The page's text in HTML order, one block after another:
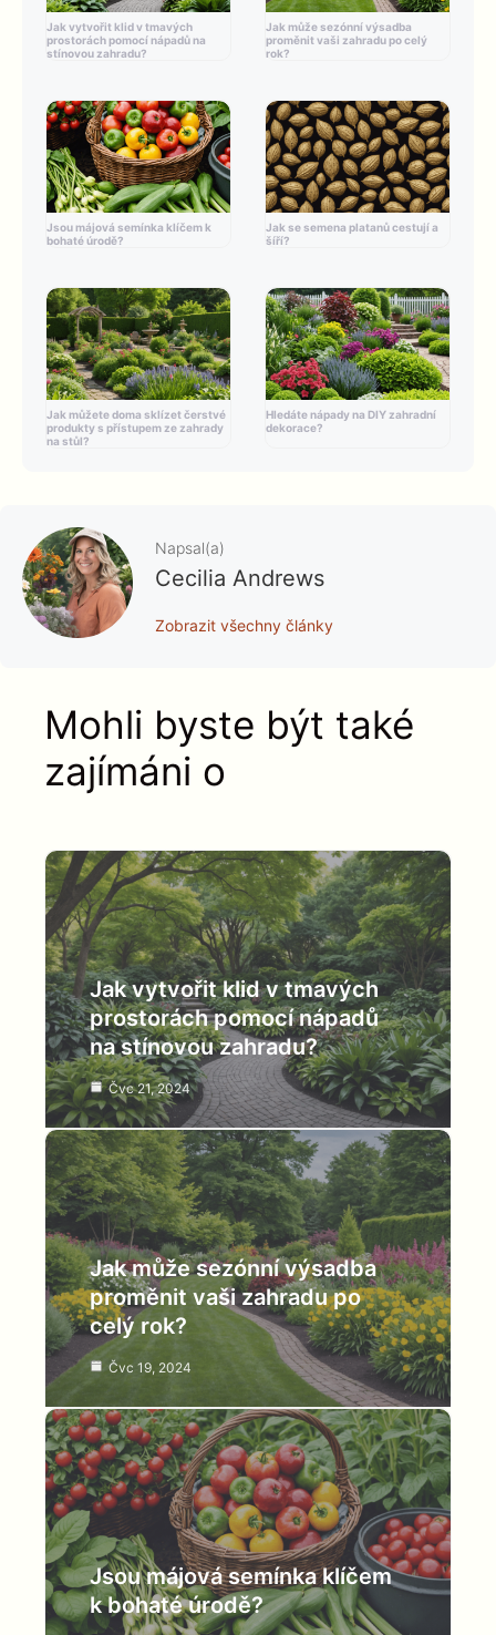
Jak vytvořit klid v tmavých
prostorách pomocí nápadů na
stínovou zahradu?
Jak může sezónní výsadba
proměnit vaši zahradu po celý
rok?
Jsou májová semínka klíčem k
bohaté úrodě?
Jak se semena platanů cestují a
šíří?
Jak můžete doma sklízet čerstvé
produkty s přístupem ze zahrady
na stůl?
Hledáte nápady na DIY zahradní
dekorace?
Napsal(a)
Cecilia Andrews
Zobrazit všechny články
Mohli byste být také
zajímáni o
Jak vytvořit klid v tmavých
prostorách pomocí nápadů
na stínovou zahradu?
Čvc 21, 2024
Jak může sezónní výsadba
proměnit vaši zahradu po
celý rok?
Čvc 19, 2024
Jsou májová semínka klíčem
k bohaté úrodě?